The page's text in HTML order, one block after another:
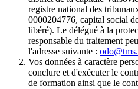
registre national des
0000204776, capital social
libéré). Le délégué à la
responsable du traitement
l'adresse suivante :
Vos données à caractère
conclure et d'exécuter le
de formation ainsi que le